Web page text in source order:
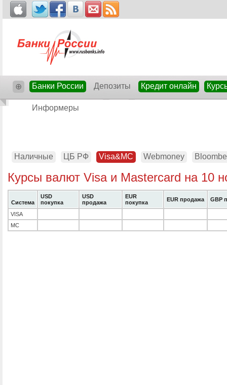
⊕ Банки России Депозиты Кредит онлайн
Информеры
Наличные ЦБ РФ Visa&MC Webmoney
Курсы валют Visa и Mastercard на 10
Система
USD
покупка
USD
продажа
EUR
покупка
EUR продажа GBP
VISA
MC